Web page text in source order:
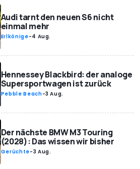
Audi tarnt den neuen S6 nicht
einmal mehr
Erlkönige-4 Aug.
Hennessey Blackbird: der analoge
Supersportwagen ist zurück
Pebble Beach-3 Aug.
Der nächste BMW M3 Touring
(2028): Das wissen wir bisher
Gerüchte-3 Aug.